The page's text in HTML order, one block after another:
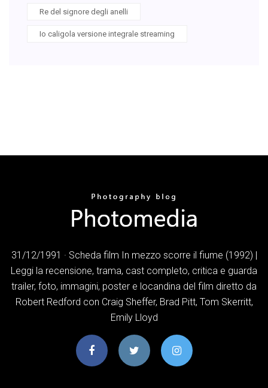
Re del signore degli anelli
Io caligola versione integrale streaming
31/12/1991 · Scheda film In mezzo scorre il fiume (1992) |
Leggi la recensione, trama, cast completo, critica e guarda
trailer, foto, immagini, poster e locandina del film diretto da
Robert Redford con Craig Sheffer, Brad Pitt, Tom Skerritt,
Emily Lloyd